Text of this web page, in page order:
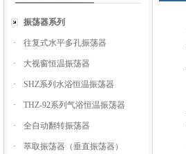
振荡器系列
· 往复式水平多孔振荡器
· 大视窗恒温振荡器
· SHZ系列水浴恒温振荡器
· THZ-92系列气浴恒温振荡器
· 全自动翻转振荡器
· 萃取振荡器（垂直振荡器）